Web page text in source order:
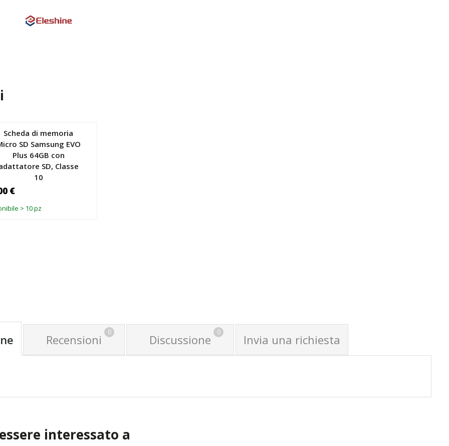
Scheda di memoria
SD Samsung EVO
Plus 64GB con
SD, Classe
10
€
> 10 pz
Recensioni
0
Discussione
0
Invia una richiesta
interessato a